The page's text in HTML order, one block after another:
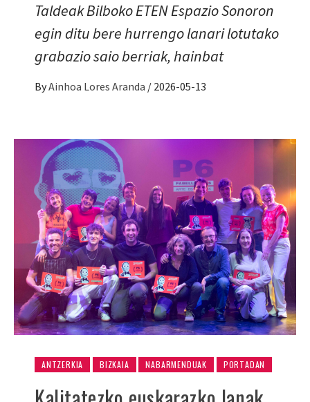
Taldeak Bilboko ETEN Espazio Sonoron
egin ditu bere hurrengo lanari lotutako
grabazio saio berriak, hainbat
ByAinhoa Lores Aranda / 2026-05-13
ANTZERKIA BIZKAIA NABARMENDUAK PORTADAN